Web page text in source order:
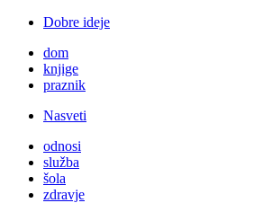
Dobre ideje
dom
knjige
praznik
Nasveti
odnosi
služba
šola
zdravje